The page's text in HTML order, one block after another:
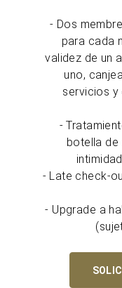
- Dos
para cada
validez de un
uno,
servicios y
-
botella de
- Late check-
- Upgrade a